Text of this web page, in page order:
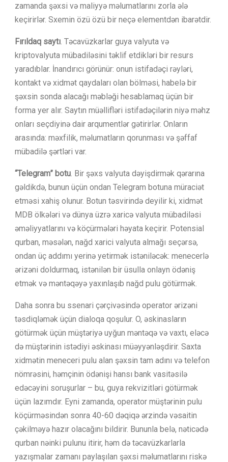
zamanda şəxsi və maliyyə məlumatlarını zorla ələ
keçirirlər. Sxemin özü özü bir neçə elementdən ibarətdir.
Fırıldaq saytı . Təcavüzkarlar guya valyuta və
kriptovalyuta mübadiləsini təklif etdikləri bir resurs
yaradıblar. İnandırıcı görünür: onun istifadəçi rəyləri,
kontakt və xidmət qaydaları olan bölməsi, habelə bir
şəxsin sonda alacağı məbləği hesablamaq üçün bir
forma yer alır. Saytın müəllifləri istifadəçilərin niyə məhz
onları seçdiyinə dair arqumentlər gətirirlər. Onların
arasında: məxfilik, məlumatların qorunması və şəffaf
mübadilə şərtləri var.
“Telegram” botu . Bir şəxs valyuta dəyişdirmək qərarına
gəldikdə, bunun üçün ondan Telegram botuna müraciət
etməsi xahiş olunur. Botun təsvirində deyilir ki, xidmət
MDB ölkələri və dünya üzrə xaricə valyuta mübadiləsi
əməliyyatlarını və köçürmələri həyata keçirir. Potensial
qurban, məsələn, nağd xarici valyuta almağı seçərsə,
ondan üç addımı yerinə yetirmək istəniləcək: menecerlə
ərizəni doldurmaq, istənilən bir üsulla onlayn ödəniş
etmək və məntəqəyə yaxınlaşıb nağd pulu götürmək.
Daha sonra bu ssenari çərçivəsində operator ərizəni
təsdiqləmək üçün dialoqa qoşulur. O, əskinasların
götürmək üçün müştəriyə uyğun məntəqə və vaxtı, eləcə
də müştərinin istədiyi əskinası müəyyənləşdirir. Saxta
xidmətin meneceri pulu alan şəxsin tam adını və telefon
nömrəsini, həmçinin ödənişi hansı bank vasitəsilə
edəcəyini soruşurlar – bu, guya rekvizitləri götürmək
üçün lazımdır. Eyni zamanda, operator müştərinin pulu
köçürməsindən sonra 40-60 dəqiqə ərzində vəsaitin
çəkilməyə hazır olacağını bildirir. Bununla belə, nəticədə
qurban nəinki pulunu itirir, həm də təcavüzkarlarla
yazışmalar zamanı paylaşılan şəxsi məlumatlarını riskə